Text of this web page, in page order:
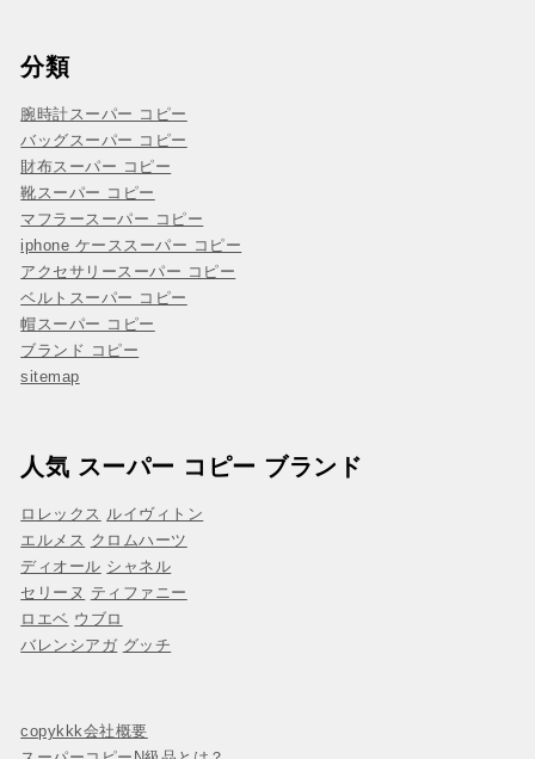
分類
腕時計スーパー コピー
バッグスーパー コピー
財布スーパー コピー
靴スーパー コピー
マフラースーパー コピー
iphone ケーススーパー コピー
アクセサリースーパー コピー
ベルトスーパー コピー
帽スーパー コピー
ブランド コピー
sitemap
人気 スーパー コピー ブランド
ロレックス ルイヴィトン
エルメス クロムハーツ
ディオール シャネル
セリーヌ ティファニー
ロエベ ウブロ
バレンシアガ グッチ
copykkk会社概要